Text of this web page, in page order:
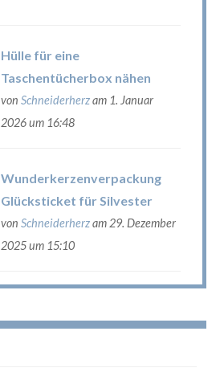
Hülle für eine
Taschentücherbox nähen
von Schneiderherzam 1. Januar
2026 um 16:48
Wunderkerzenverpackung
Glücksticket für Silvester
von Schneiderherzam 29. Dezember
2025 um 15:10